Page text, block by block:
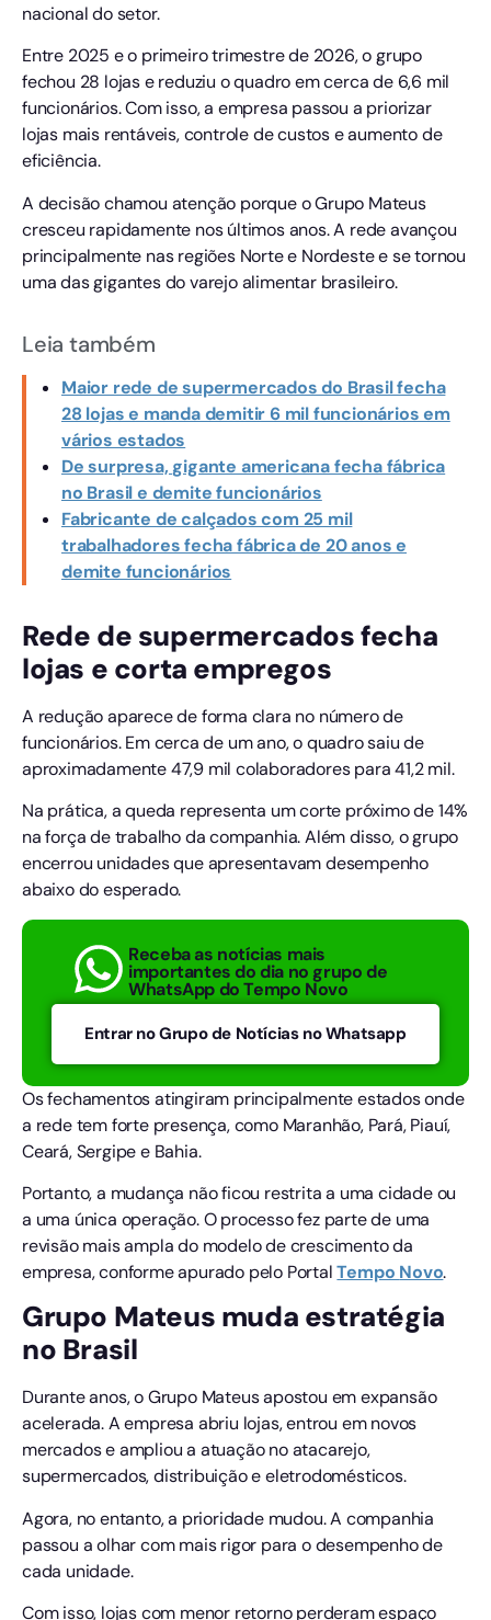
nacional do setor.
Entre 2025 e o primeiro trimestre de 2026, o grupo
fechou 28 lojas e reduziu o quadro em cerca de 6,6 mil
funcionários. Com isso, a empresa passou a priorizar
lojas mais rentáveis, controle de custos e aumento de
eficiência.
A decisão chamou atenção porque o Grupo Mateus
cresceu rapidamente nos últimos anos. A rede avançou
principalmente nas regiões Norte e Nordeste e se tornou
uma das gigantes do varejo alimentar brasileiro.
Leia também
Maior rede de supermercados do Brasil fecha
28 lojas e manda demitir 6 mil funcionários em
vários estados
De surpresa, gigante americana fecha fábrica
no Brasil e demite funcionários
Fabricante de calçados com 25 mil
trabalhadores fecha fábrica de 20 anos e
demite funcionários
Rede de supermercados fecha
lojas e corta empregos
A redução aparece de forma clara no número de
funcionários. Em cerca de um ano, o quadro saiu de
aproximadamente 47,9 mil colaboradores para 41,2 mil.
Na prática, a queda representa um corte próximo de 14%
na força de trabalho da companhia. Além disso, o grupo
encerrou unidades que apresentavam desempenho
abaixo do esperado.
Receba as notícias mais
importantes do dia no grupo de
WhatsApp do Tempo Novo
Entrar no Grupo de Notícias no Whatsapp
Os fechamentos atingiram principalmente estados onde
a rede tem forte presença, como Maranhão, Pará, Piauí,
Ceará, Sergipe e Bahia.
Portanto, a mudança não ficou restrita a uma cidade ou
a uma única operação. O processo fez parte de uma
revisão mais ampla do modelo de crescimento da
empresa, conforme apurado pelo PortalTempo Novo.
Grupo Mateus muda estratégia
no Brasil
Durante anos, o Grupo Mateus apostou em expansão
acelerada. A empresa abriu lojas, entrou em novos
mercados e ampliou a atuação no atacarejo,
supermercados, distribuição e eletrodomésticos.
Agora, no entanto, a prioridade mudou. A companhia
passou a olhar com mais rigor para o desempenho de
cada unidade.
Com isso, lojas com menor retorno perderam espaço